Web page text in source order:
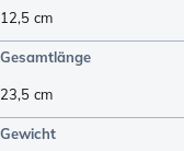
12,5 cm
Gesamtlänge
23,5 cm
Gewicht